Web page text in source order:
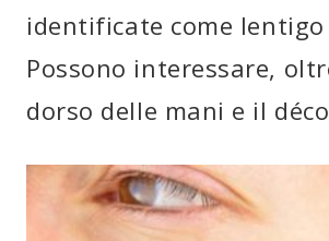
identificate come
Possono interessare,
dorso delle mani e il